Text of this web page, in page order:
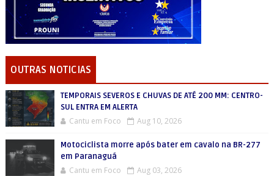
OUTRAS NOTICIAS
TEMPORAIS SEVEROS E CHUVAS DE ATÉ 200 MM: CENTRO-
SUL ENTRA EM ALERTA
Cantu em Foco Aug 10, 2026
Motociclista morre após bater em cavalo na BR-277
em Paranaguá
Cantu em Foco Aug 03, 2026